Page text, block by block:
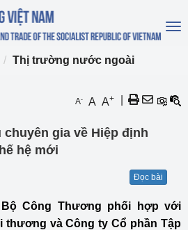
Thị trường nước ngoài
A- A A+
gia về Hiệp định
hệ mới
Đọc bài
Bộ Công Thương phối hợp với
thương và Công ty Cổ phần Tập